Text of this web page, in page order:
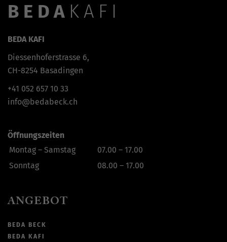
BEDA KAFI
BEDA KAFI
Diessenhoferstrasse 6,
CH-8254 Basadingen
+41 052 657 10 33
info@bedabeck.ch
Öffnungszeiten
Montag – Samstag
07.00 – 17.00
Sonntag
08.00 – 17.00
ANGEBOT
BEDA BECK
BEDA KAFI